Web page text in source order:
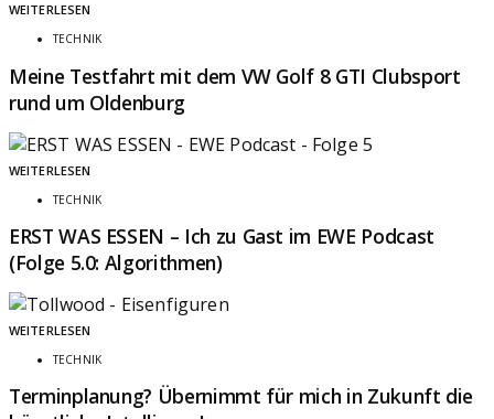
WEITERLESEN
TECHNIK
Meine Testfahrt mit dem VW Golf 8 GTI Clubsport
rund um Oldenburg
WEITERLESEN
TECHNIK
ERST WAS ESSEN – Ich zu Gast im EWE Podcast
(Folge 5.0: Algorithmen)
WEITERLESEN
TECHNIK
Terminplanung? Übernimmt für mich in Zukunft die